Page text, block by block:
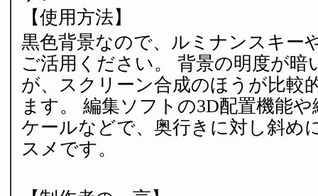
【使用方法】
黒色背景なので、ルミナンスキー
ご活用ください。 背景の明度が暗
が、スクリーン合成のほうが比較
ます。 編集ソフトの3D配置機能
ケールなどで、奥行きに対し斜め
スメです。